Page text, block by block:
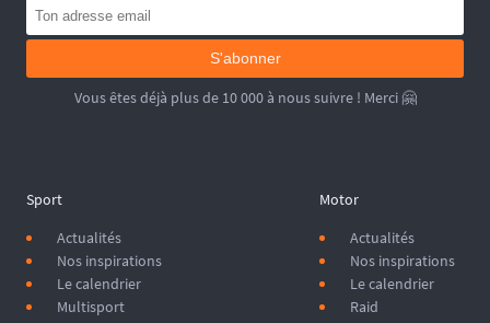
S'abonner
Vous êtes déjà plus de 10 000 à nous suivre ! Merci 🤗
Sport
Actualités
Nos inspirations
Le calendrier
Multisport
Motor
Actualités
Nos inspirations
Le calendrier
Raid